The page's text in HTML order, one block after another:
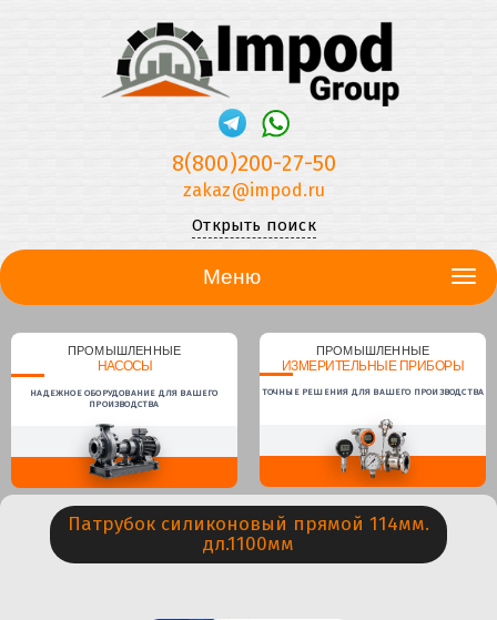
8(800)200-27-50
zakaz@impod.ru
Открыть поиск
Меню
ПРОМЫШЛЕННЫЕ
НАСОСЫ
НАДЕЖНОЕ ОБОРУДОВАНИЕ ДЛЯ ВАШЕГО
ПРОИЗВОДСТВА
ПРОМЫШЛЕННЫЕ
ИЗМЕРИТЕЛЬНЫЕ ПРИБОРЫ
ТОЧНЫЕ РЕШЕНИЯ ДЛЯ ВАШЕГО ПРОИЗВОДСТВА
Патрубок силиконовый прямой 114мм.
дл.1100мм